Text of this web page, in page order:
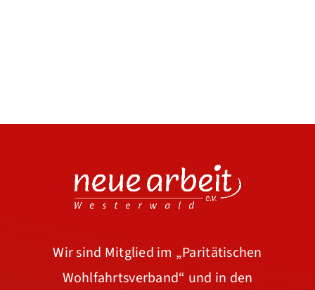
Wir sind Mitglied im „Paritätischen
Wohlfahrtsverband“ und in den